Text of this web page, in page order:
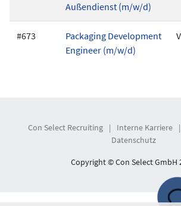
Außendienst (m/w/d)
#673
Packaging Development
Engineer (m/w/d)
Con Select Recruiting | Interne Karriere |
Datenschutz
Copyright © Con Select GmbH